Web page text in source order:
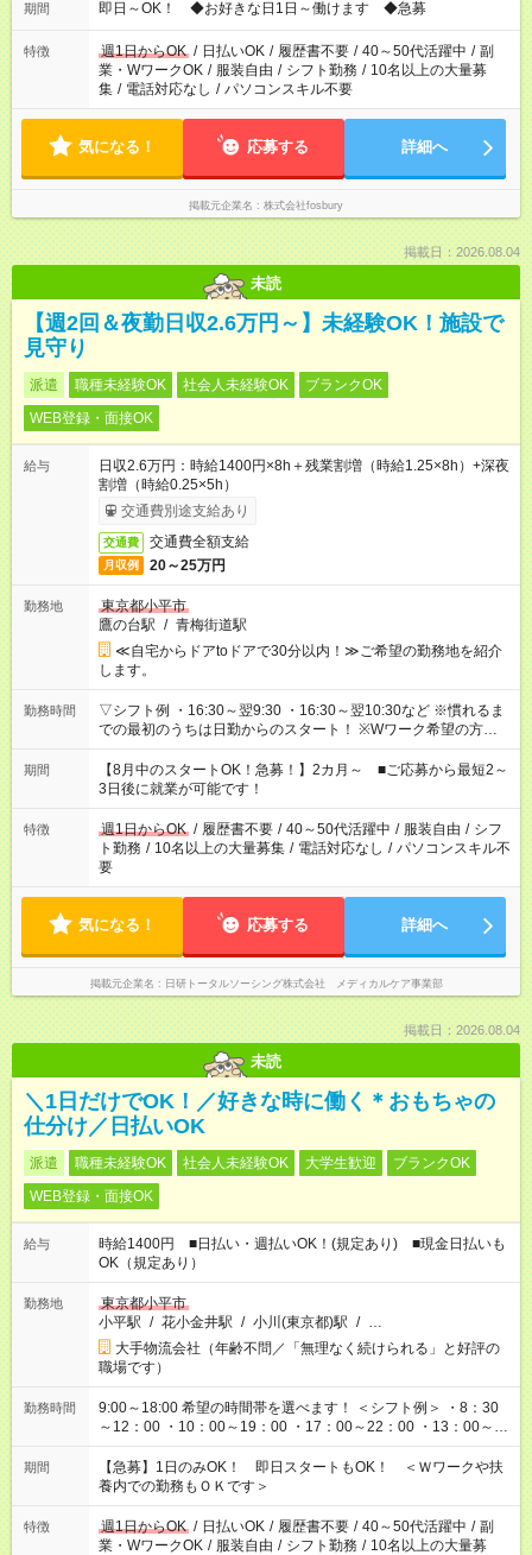
期間 即日～OK！ ◆お好きな日1日～働けます ◆急募
特徴 週1日からOK / 日払いOK / 履歴書不要 / 40～50代活躍中 / 副
業・WワークOK / 服装自由 / シフト勤務 / 10名以上の大量募
集 / 電話対応なし / パソコンスキル不要
気になる！ 応募する 詳細へ
掲載元企業名 株式会社fosbury
掲載日：2026.08.04
未読
【週2回＆夜勤日収2.6万円～】未経験OK！施設で
見守り
派遣 職種未経験OK 社会人未経験OK
ブランクOK
WEB登録・面接OK
給与
日収2.6万円：時給1400円×8h＋残業割増（時給1.25×8h）+深夜
割増（時給0.25×5h）
交通費別途支給あり
交通費 交通費全額支給
月収例 20～25万円
勤務地
東京都小平市
鷹の台駅 / 青梅街道駅
≪自宅からドアtoドアで30分以内！≫ご希望の勤務地を紹介
します。
勤務時間
▽シフト例 ・16:30～翌9:30 ・16:30～翌10:30など ※慣れるま
での最初のうちは日勤からのスタート！ ※Wワーク希望の方へ
今ご覧のお仕事で希望する勤務時間と、もう1つのお仕事の勤務
時間。 合計で週40時間を超える場合は応募できません。
期間
【8月中のスタートOK！急募！】2カ月～ ■ご応募から最短2～
3日後に就業が可能です！
特徴 週1日からOK / 履歴書不要 / 40～50代活躍中 / 服装自由 / シフ
ト勤務 / 10名以上の大量募集 / 電話対応なし / パソコンスキル不
要
気になる！ 応募する 詳細へ
掲載元企業名 日研トータルソーシング株式会社 メディカルケア事業部
掲載日：2026.08.04
未読
＼1日だけでOK！／好きな時に働く＊おもちゃの
仕分け／日払いOK
派遣 職種未経験OK 社会人未経験OK 大学生歓迎
ブランクOK
WEB登録・面接OK
給与
時給1400円 ■日払い・週払いOK！(規定あり) ■現金日払いも
OK（規定あり）
勤務地
東京都小平市
小平駅 / 花小金井駅 / 小川(東京都)駅 / …
大手物流会社（年齢不問／「無理なく続けられる」と好評の
職場です）
勤務時間
9:00～18:00 希望の時間帯を選べます！ ＜シフト例＞ ・8：30
～12：00 ・10：00～19：00 ・17：00～22：00 ・13：00～
22：00 ・22：00～翌6：00 など
期間
【急募】1日のみOK！ 即日スタートもOK！ ＜Ｗワークや扶
養内での勤務もＯＫです＞
特徴 週1日からOK / 日払いOK / 履歴書不要 / 40～50代活躍中 / 副
業・WワークOK / 服装自由 / シフト勤務 / 10名以上の大量募